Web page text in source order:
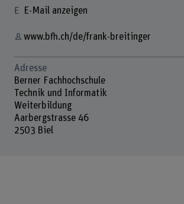
E-Mail anzeigen
www.bfh.ch/de/frank-breitinger
Adresse
Berner Fachhochschule
Technik und Informatik
Weiterbildung
Aarbergstrasse 46
2503 Biel